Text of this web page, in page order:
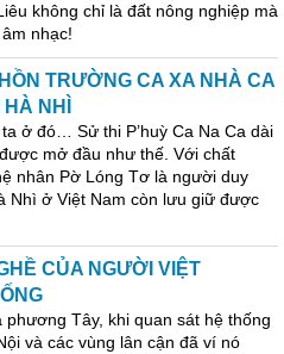
không chỉ là đất nông nghiệp mà
nhạc!
TRƯỜNG CA XA NHÀ CA
NHÌ
ở đó… Sử thi P’huỳ Ca Na Ca dài
mở đầu như thế. Với chất
nhân Pờ Lóng Tơ là người duy
Nhì ở Việt Nam còn lưu giữ được
CỦA NGƯỜI VIỆT
phương Tây, khi quan sát hệ thống
và các vùng lân cận đã ví nó